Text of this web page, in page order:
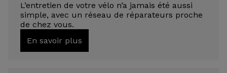
L’entretien de votre vélo n’a jamais été aussi
simple, avec un réseau de réparateurs proche
de chez vous.
En savoir plus